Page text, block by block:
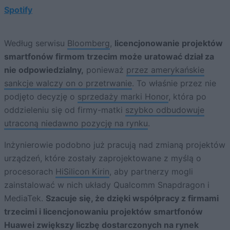
Spotify
Według serwisu Bloomberg , licencjonowanie projektów
smartfonów firmom trzecim może uratować dział za
nie odpowiedzialny, ponieważ przez amerykańskie
sankcje walczy on o przetrwanie. To właśnie przez nie
podjęto decyzję o sprzedaży marki Honor, która po
oddzieleniu się od firmy-matki szybko odbudowuje
utraconą niedawno pozycję na rynku.
Inżynierowie podobno już pracują nad zmianą projektów
urządzeń, które zostały zaprojektowane z myślą o
procesorach HiSilicon Kirin, aby partnerzy mogli
zainstalować w nich układy Qualcomm Snapdragon i
MediaTek. Szacuje się, że dzięki współpracy z firmami
trzecimi i licencjonowaniu projektów smartfonów
Huawei zwiększy liczbę dostarczonych na rynek